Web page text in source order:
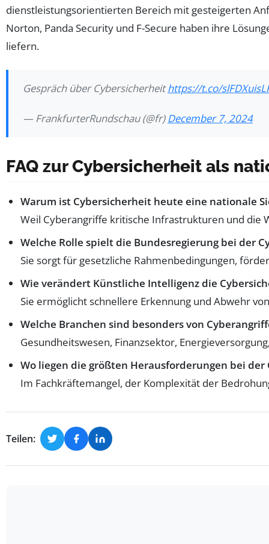
dienstleistungsorientierten Bereich mit gesteigerten
Norton, Panda Security und F-Secure haben ihre
liefern.
Gespräch über Cybersicherheithttps://t.co/
— FrankfurterRundschau (@fr)December 7, 2024
FAQ zur Cybersicherheit als
Warum ist Cybersicherheit heute eine nationale
Weil Cyberangriffe kritische Infrastrukturen und die
Welche Rolle spielt die Bundesregierung bei der
Sie sorgt für gesetzliche Rahmenbedingungen,
Wie verändert Künstliche Intelligenz die
Sie ermöglicht schnellere Erkennung und Abwehr
Welche Branchen sind besonders von
Gesundheitswesen, Finanzsektor,
Wo liegen die größten Herausforderungen bei der
Im Fachkräftemangel, der Komplexität der
Teilen: